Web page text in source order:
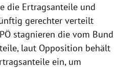
die Ertragsanteile und
gerechter verteilt
stagnieren die vom Bund
laut Opposition behält
ein, um